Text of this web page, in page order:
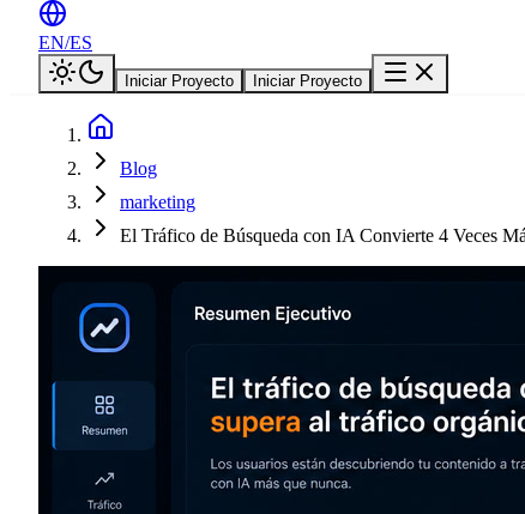
EN/ES
Iniciar Proyecto Iniciar Proyecto
Blog
marketing
El Tráfico de Búsqueda con IA Convierte 4 Veces